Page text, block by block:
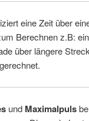
eine Zeit über
Berechnen z.B:
über längere
und Maximalpuls